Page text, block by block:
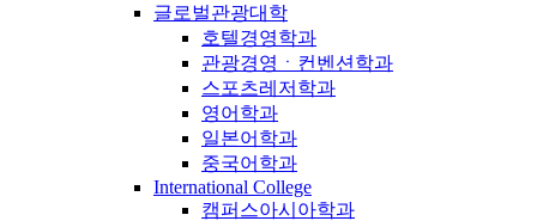
글로벌관광대학
호텔경영학과
관광경영ㆍ컨벤션학과
스포츠레저학과
영어학과
일본어학과
중국어학과
International College
캠퍼스아시아학과